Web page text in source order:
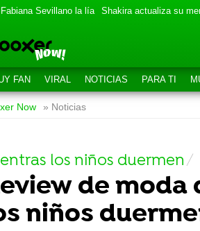
Fabiana Sevillano la lía Shakira actualiza su
FAN VIRAL NOTICIAS PARA TI
Now » Noticias
los niños duermen
de moda
niños